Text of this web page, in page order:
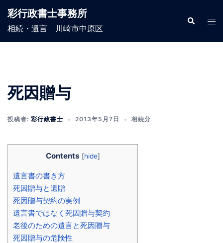
ン
彩行政書士事務所
相続・遺言 川崎市中原区
検
索
ト
死因贈与
投稿者: 彩行政書士 2013年5月7日 相続分
Contents [hide]
遺言書の書き方
死因贈与と遺贈
死因贈与契約の実例
遺言書ではなく死因贈与契約
老後のための遺言と死因贈与
死因贈与の危険性